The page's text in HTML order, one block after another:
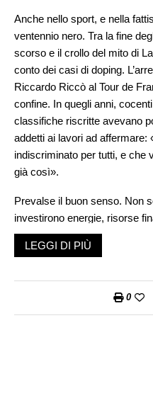
Anche nello sport, e nella
ventennio nero. Tra la fine
scorso e il crollo del mito di
conto dei casi di doping.
Riccardo Riccò al Tour de
confine. In quegli anni,
classifiche riscritte avevano
addetti ai lavori ad affermare:
indiscriminato per tutti, e che
già così».
Prevalse il buon senso. Non
investirono energie, risorse
debellare il Male. Non a caso,
numero delle frodi è crollato.
LEGGI DI PIÙ
0